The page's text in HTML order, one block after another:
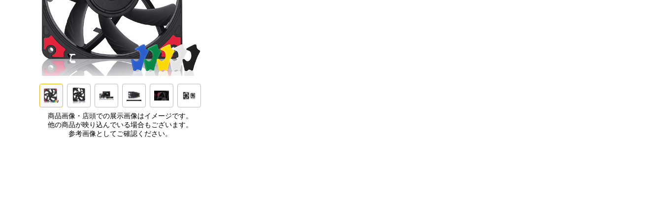
商品画像・店頭での展示画像はイメージです。
他の商品が映り込んでいる場合もございます。
参考画像としてご確認ください。